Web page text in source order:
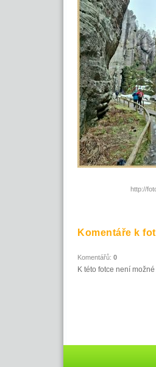
http://
Komentáře k
Komentářů: 0
K této fotce není